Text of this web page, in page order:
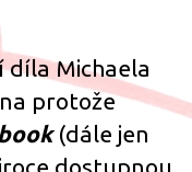
díla Michaela
protože
(dále jen
dostupnou